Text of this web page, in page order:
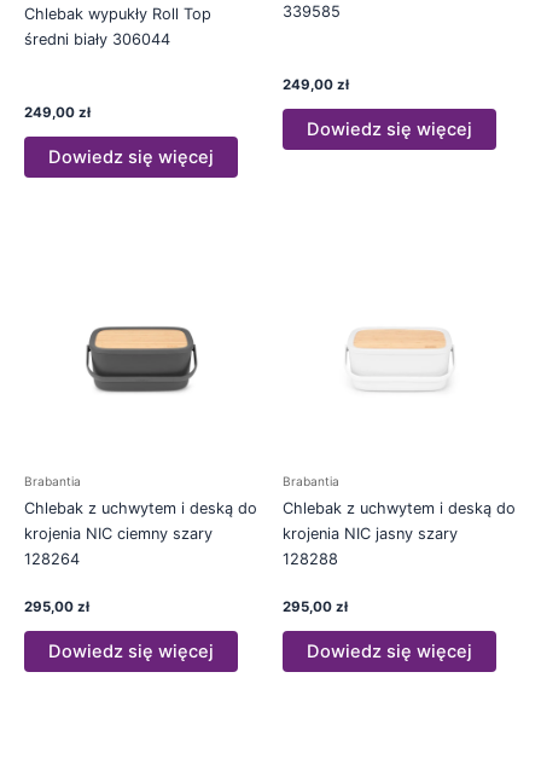
Chlebak wypukły Roll Top
średni biały 306044
249,00 zł
Dowiedz się więcej
339585
249,00 zł
Dowiedz się więcej
Brabantia
Chlebak z uchwytem i deską do
krojenia NIC ciemny szary
128264
295,00 zł
Dowiedz się więcej
Brabantia
Chlebak z uchwytem i deską do
krojenia NIC jasny szary
128288
295,00 zł
Dowiedz się więcej